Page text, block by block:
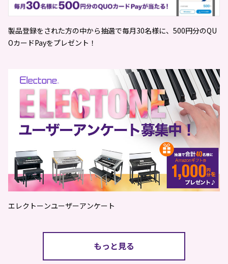
製品登録をされた⽅の中から抽選で毎⽉30名様に、500円分のQU
OカードPayをプレゼント！
エレクトーンユーザーアンケート
もっと見る